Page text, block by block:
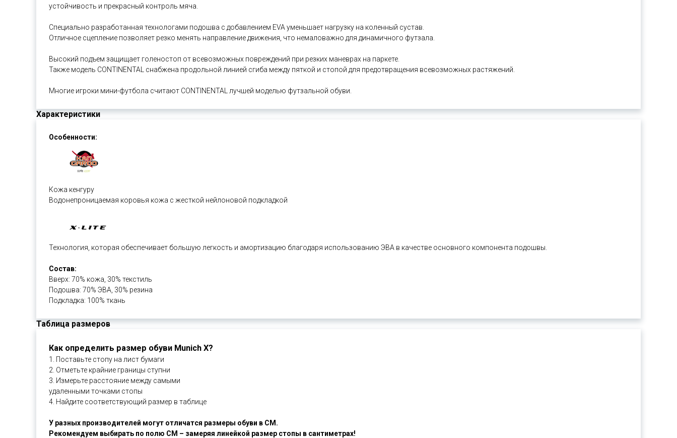
устойчивость и прекрасный контроль мяча.
Специально разработанная технологами подошва с добавлением EVA уменьшает нагрузку на коленный сустав.
Отличное сцепление позволяет резко менять направление движения, что немаловажно для динамичного футзала.
Высокий подъем защищает голеностоп от всевозможных повреждений при резких маневрах на паркете.
Также модель CONTINENTAL снабжена продольной линией сгиба между пяткой и стопой для предотвращения всевозможных растяжений.
Многие игроки мини-футбола считают CONTINENTAL лучшей моделью футзальной обуви.
Характеристики
Особенности:
Кожа кенгуру
Водонепроницаемая коровья кожа с жесткой нейлоновой подкладкой
Технология, которая обеспечивает большую легкость и амортизацию благодаря использованию ЭВА в качестве основного компонента подошвы.
Состав:
Вверх: 70% кожа, 30% текстиль
Подошва: 70% ЭВА, 30% резина
Подкладка: 100% ткань
Таблица размеров
Как определить размер обуви Munich X?
1. Поставьте стопу на лист бумаги
2. Отметьте крайние границы ступни
3. Измерьте расстояние между самыми
удаленными точками стопы
4. Найдите соответствующий размер в таблице
У разных производителей могут отличатся размеры обуви в СМ.
Рекомендуем выбирать по полю СМ – замеряя линейкой размер стопы в сантиметрах!